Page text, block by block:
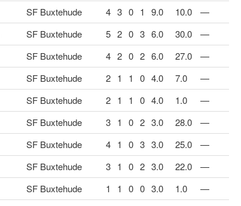
SF Buxtehude 4 3 0 1 9.0 10.0
—
SF Buxtehude 5 2 0 3 6.0 30.0
—
SF Buxtehude 4 2 0 2 6.0 27.0
—
SF Buxtehude 2 1 1 0 4.0 7.0
—
SF Buxtehude 2 1 1 0 4.0 1.0
—
SF Buxtehude 3 1 0 2 3.0 28.0
—
SF Buxtehude 4 1 0 3 3.0 25.0
—
SF Buxtehude 3 1 0 2 3.0 22.0
—
SF Buxtehude 1 1 0 0 3.0 1.0
—